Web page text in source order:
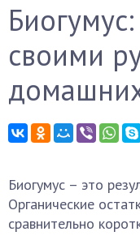
своими
Биогумус – это
Органические
сравнительно